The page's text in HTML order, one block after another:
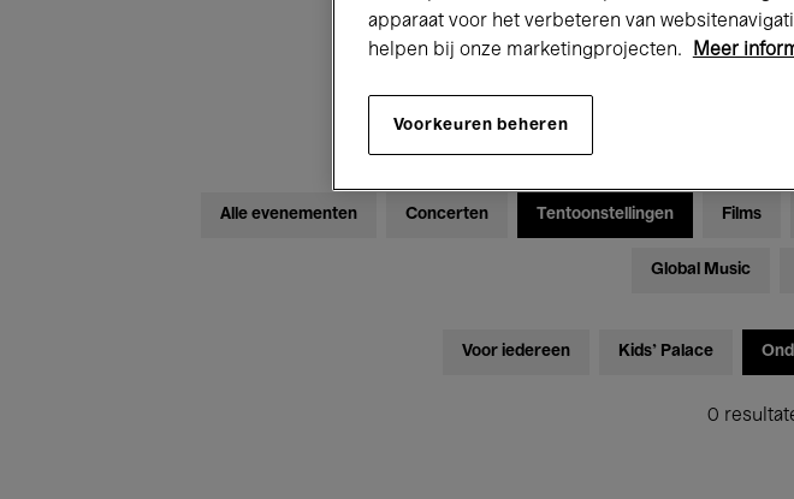
Alle evenementen Concerten Tentoonstellingen Films
Global Music
Voor iedereen Kids’ Palace
0
apparaat voor het verbeteren van
helpen bij onze marketingprojecten.
Meer
Voorkeuren beheren